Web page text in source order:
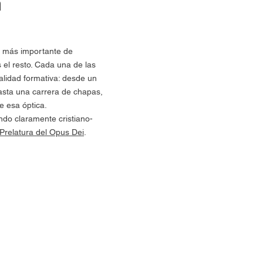
importante de
resto. Cada una de las
formativa: desde un
una carrera de chapas,
esa óptica.
claramente cristiano-
Prelatura del Opus Dei